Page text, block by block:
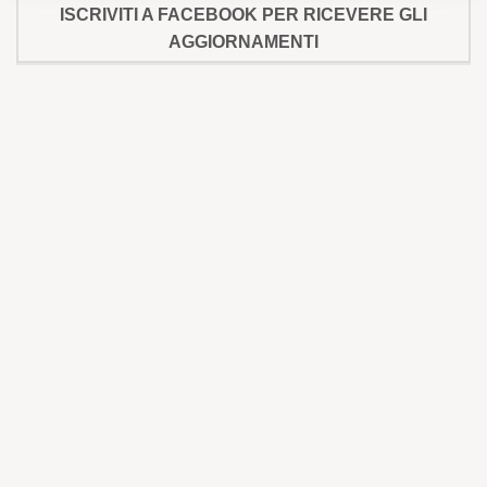
ISCRIVITI A FACEBOOK PER RICEVERE GLI
AGGIORNAMENTI